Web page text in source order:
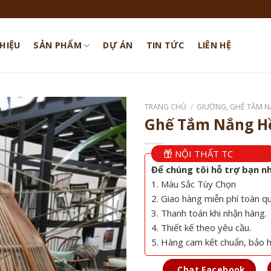
SẢN PHẨM DỰ ÁN TIN TỨC LIÊN HỆ
TRANG CHỦ / GIƯỜNG, GHẾ TẮM
Ghế Tắm Nắng
NỘI THẤT TC
Để chúng tôi hỗ trợ bạn
1. Màu Sắc Tùy Chọn
2. Giao hàng miễn phí toàn
3. Thanh toán khi nhận hàng.
4. Thiết kế theo yêu cầu.
5. Hàng cam kết chuẩn, bảo